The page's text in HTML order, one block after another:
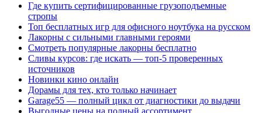
Где купить сертифицированные грузоподъемные
стропы
Топ бесплатных игр для офисного ноутбука на русском
Лакорны с сильными главными героями
Смотреть популярные лакорны бесплатно
Сливы курсов: где искать — топ-5 проверенных
источников
Новинки кино онлайн
Дорамы для тех, кто только начинает
Garage55 — полный цикл от диагностики до выдачи